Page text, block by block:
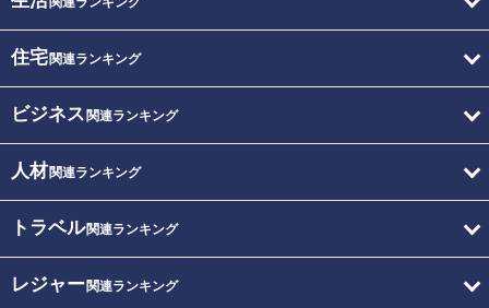
住宅関連ランキング
ビジネス 関連ランキング
人材関連ランキング
トラベル関連ランキング
レジャー関連ランキング